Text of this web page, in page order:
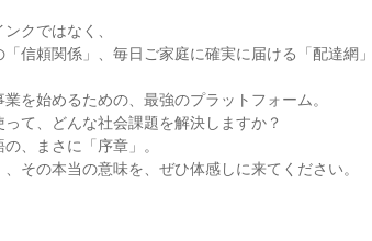
クではなく、
信頼関係」、毎日ご家庭に確実に届ける「配達網
を始めるための、最強のプラットフォーム。
て、どんな社会課題を解決しますか？
、まさに「序章」。
その本当の意味を、ぜひ体感しに来てください。